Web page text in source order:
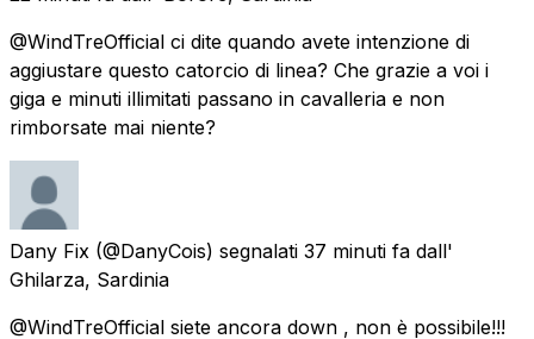
@WindTreOfficial ci dite quando avete intenzione di
aggiustare questo catorcio di linea? Che grazie a voi i
giga e minuti illimitati passano in cavalleria e non
rimborsate mai niente?
Dany Fix (@DanyCois) segnalati 37 minuti fa dall'
Ghilarza, Sardinia
@WindTreOfficial siete ancora down , non è possibile!!!